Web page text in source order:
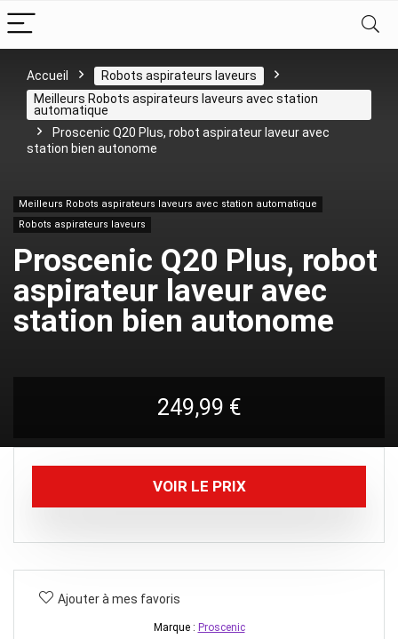
Accueil
Robots aspirateurs laveurs
Meilleurs Robots aspirateurs laveurs avec station
automatique
Proscenic Q20 Plus, robot aspirateur laveur avec
station bien autonome
Meilleurs Robots aspirateurs laveurs avec station automatique
Robots aspirateurs laveurs
Proscenic Q20 Plus, robot
aspirateur laveur avec
station bien autonome
249,99 €
VOIR LE PRIX
Ajouter à mes favoris
Marque : Proscenic